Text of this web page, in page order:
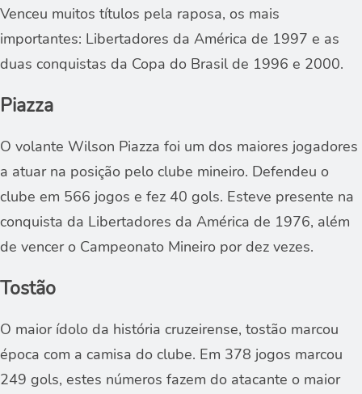
Venceu muitos títulos pela raposa, os mais
importantes: Libertadores da América de 1997 e as
duas conquistas da Copa do Brasil de 1996 e 2000.
Piazza
O volante Wilson Piazza foi um dos maiores jogadores
a atuar na posição pelo clube mineiro. Defendeu o
clube em 566 jogos e fez 40 gols. Esteve presente na
conquista da Libertadores da América de 1976, além
de vencer o Campeonato Mineiro por dez vezes.
Tostão
O maior ídolo da história cruzeirense, tostão marcou
época com a camisa do clube. Em 378 jogos marcou
249 gols, estes números fazem do atacante o maior